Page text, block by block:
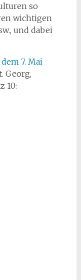
so
wichtigen
und dabei
7. Mai
Georg,
10: